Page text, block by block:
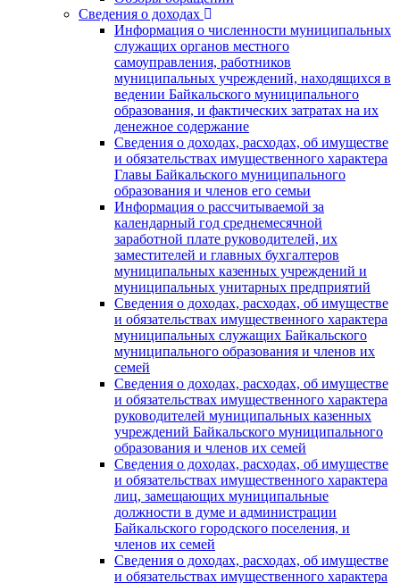
Сведения о доходах
Информация о численности муниципальных
служащих органов местного
самоуправления, работников
муниципальных учреждений, находящихся в
ведении Байкальского муниципального
образования, и фактических затратах на их
денежное содержание
Сведения о доходах, расходах, об имуществе
и обязательствах имущественного характера
Главы Байкальского муниципального
образования и членов его семьи
Информация о рассчитываемой за
календарный год среднемесячной
заработной плате руководителей, их
заместителей и главных бухгалтеров
муниципальных казенных учреждений и
муниципальных унитарных предприятий
Сведения о доходах, расходах, об имуществе
и обязательствах имущественного характера
муниципальных служащих Байкальского
муниципального образования и членов их
семей
Сведения о доходах, расходах, об имуществе
и обязательствах имущественного характера
руководителей муниципальных казенных
учреждений Байкальского муниципального
образования и членов их семей
Сведения о доходах, расходах, об имуществе
и обязательствах имущественного характера
лиц, замещающих муниципальные
должности в думе и администрации
Байкальского городского поселения, и
членов их семей
Сведения о доходах, расходах, об имуществе
и обязательствах имущественного характера